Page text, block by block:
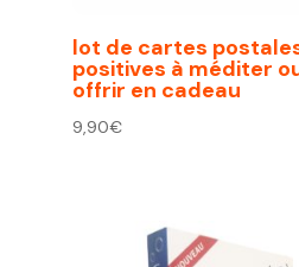
lot de cartes
positives à méditer
offrir en cadeau
9,90€